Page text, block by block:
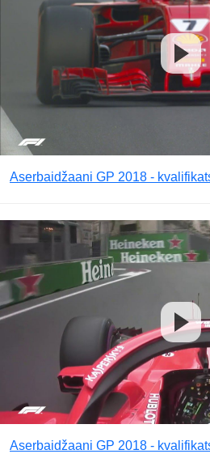
Aserbaidžaani GP 2018 -
Aserbaidžaani GP 2018 -